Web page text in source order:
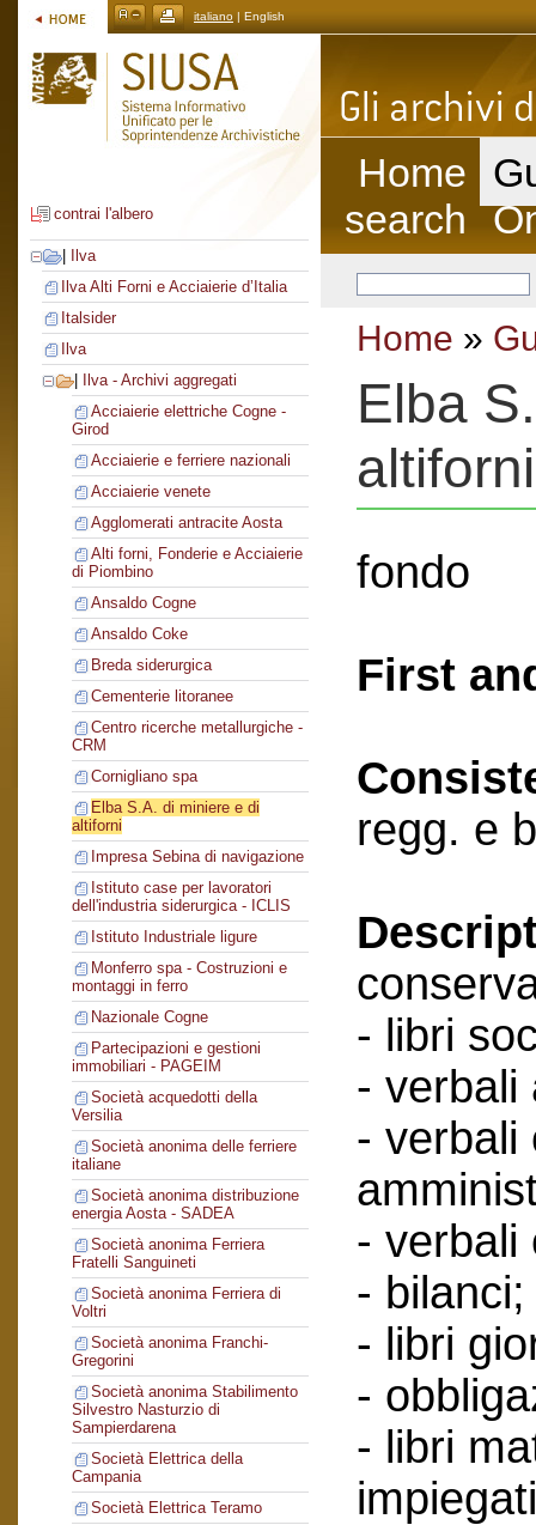
italiano | English
contrai l'albero
Ilva
Ilva Alti Forni e Acciaierie d’Italia
Italsider
Ilva
Ilva - Archivi aggregati
Acciaierie elettriche Cogne -
Girod
Acciaierie e ferriere nazionali
Acciaierie venete
Agglomerati antracite Aosta
Alti forni, Fonderie e Acciaierie
di Piombino
Ansaldo Cogne
Ansaldo Coke
Breda siderurgica
Cementerie litoranee
Centro ricerche metallurgiche -
CRM
Cornigliano spa
Elba S.A. di miniere e di
altiforni
Impresa Sebina di navigazione
Istituto case per lavoratori
dell'industria siderurgica - ICLIS
Istituto Industriale ligure
Monferro spa - Costruzioni e
montaggi in ferro
Nazionale Cogne
Partecipazioni e gestioni
immobiliari - PAGEIM
Società acquedotti della
Versilia
Società anonima delle ferriere
italiane
Società anonima distribuzione
energia Aosta - SADEA
Società anonima Ferriera
Fratelli Sanguineti
Società anonima Ferriera di
Voltri
Società anonima Franchi-
Gregorini
Società anonima Stabilimento
Silvestro Nasturzio di
Sampierdarena
Società Elettrica della
Campania
Società Elettrica Teramo
Home
search
Home »
Elba
altiforni
fondo
First
regg. e
- libri
- verbali
- verbali
- verbali
- bilanci;
- libri
-
- libri